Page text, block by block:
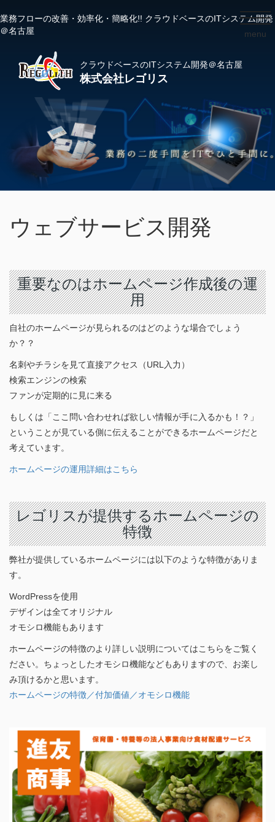
業務フローの改善・効率化・簡略化!! クラウドベースのITシステム開発
＠名古屋
クラウドベースのITシステム開発＠名古屋
株式会社レゴリス
menu
ウェブサービス開発
重要なのはホームページ作成後の運
用
自社のホームページが見られるのはどのような場合でしょう
か？？
名刺やチラシを見て直接アクセス（URL入力）
検索エンジンの検索
ファンが定期的に見に来る
もしくは「ここ問い合わせれば欲しい情報が手に入るかも！？」
ということが見ている側に伝えることができるホームページだと
考えています。
ホームページの運用詳細はこちら
レゴリスが提供するホームページの
特徴
弊社が提供しているホームページには以下のような特徴がありま
す。
WordPressを使用
デザインは全てオリジナル
オモシロ機能もあります
ホームページの特徴のより詳しい説明についてはこちらをご覧く
ださい。ちょっとしたオモシロ機能などもありますので、お楽し
み頂けるかと思います。
ホームページの特徴／付加価値／オモシロ機能